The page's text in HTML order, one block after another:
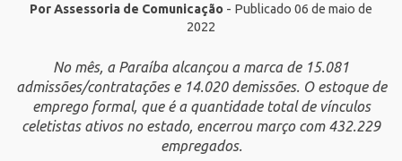
Por Assessoria de Comunicação - Publicado 06 de maio de
2022
No mês, a Paraíba alcançou a marca de 15.081
admissões/contratações e 14.020 demissões. O estoque de
emprego formal, que é a quantidade total de vínculos
celetistas ativos no estado, encerrou março com 432.229
empregados.